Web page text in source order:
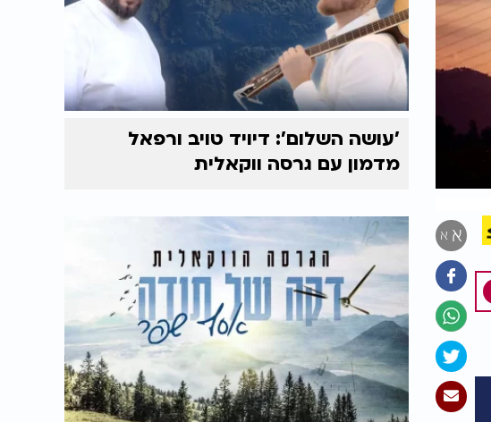
א א
'עושה השלום': דיויד טויב ורפאל
מדמון עם גרסה ווקאלית